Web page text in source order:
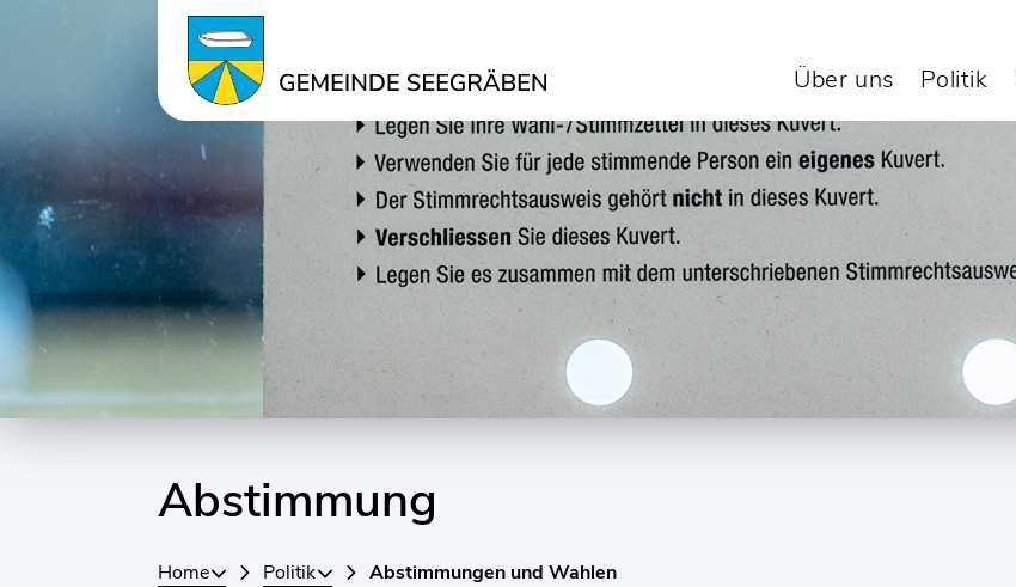
Kopfzeile
Über uns Politik
Abstimmung
Home Politik Abstimmungen und Wahlen